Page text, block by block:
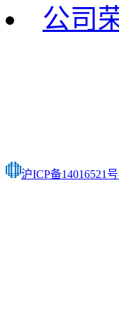
公司
沪ICP备14016521号